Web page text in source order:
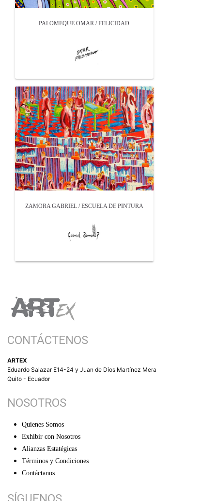
PALOMEQUE OMAR / FELICIDAD
ZAMORA GABRIEL / ESCUELA DE PINTURA
CONTÁCTENOS
ARTEX
Eduardo Salazar E14-24 y Juan de Dios Martínez Mera
Quito - Ecuador
NOSOTROS
Quienes Somos
Exhibir con Nosotros
Alianzas Estatégicas
Términos y Condiciones
Contáctanos